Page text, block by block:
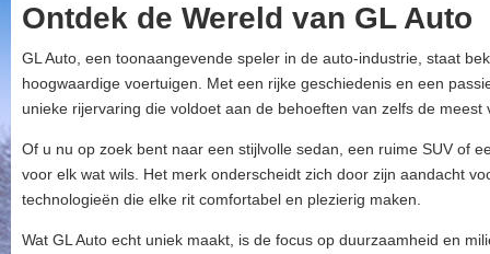
Ontdek de Wereld van GL Auto
GL Auto, een toonaangevende speler in de auto-industrie, staat
hoogwaardige voertuigen. Met een rijke geschiedenis en een
unieke rijervaring die voldoet aan de behoeften van zelfs de meest
Of u nu op zoek bent naar een stijlvolle sedan, een ruime SUV of
voor elk wat wils. Het merk onderscheidt zich door zijn aandacht
technologieën die elke rit comfortabel en plezierig maken.
Wat GL Auto echt uniek maakt, is de focus op duurzaamheid en